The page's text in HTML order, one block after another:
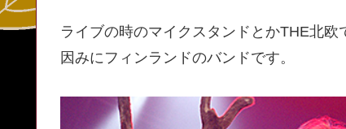
ライブの時のマイクスタンドとかTHE北欧
因みにフィンランドのバンドです。